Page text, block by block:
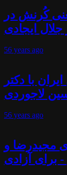
کُرنش در
جلال ایجادی
56 years ago
با دکتر
لاجوردی
56 years ago
مجیدرضا و
- برای آزادی